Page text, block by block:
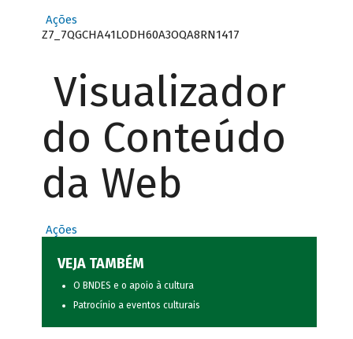
Ações
Z7_7QGCHA41LODH60A3OQA8RN1417
Visualizador
do Conteúdo
da Web
Ações
VEJA TAMBÉM
O BNDES e o apoio à cultura
Patrocínio a eventos culturais